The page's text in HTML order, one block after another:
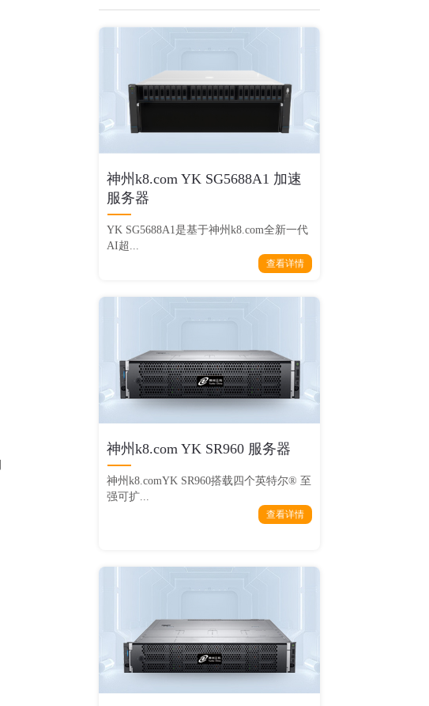
神州k8.com YK SG5688A1 加速
服务器
YK SG5688A1是基于神州k8.com全新一代
AI超...
查看详情
神州k8.com YK SR960 服务器
神州k8.comYK SR960搭载四个英特尔® 至
强可扩...
查看详情